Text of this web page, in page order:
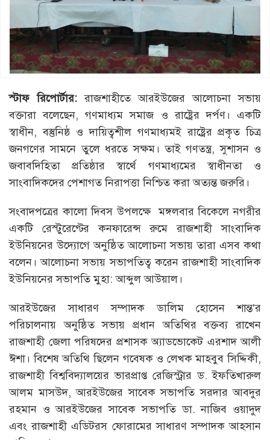
স্টাফ রিপোর্টার: রাজশাহীতে আরইউজের আলোচনা সভায়
বক্তারা বলেছেন, গণমাধ্যম সমাজ ও রাষ্ট্রের দর্পণ। একটি
স্বাধীন, বস্তুনিষ্ঠ ও দায়িত্বশীল গণমাধ্যমই রাষ্ট্রের প্রকৃত চিত্র
জনগণের সামনে তুলে ধরতে সক্ষম। তাই গণতন্ত্র, সুশাসন ও
জবাবদিহিতা প্রতিষ্ঠার স্বার্থে গণমাধ্যমের স্বাধীনতা ও
সাংবাদিকদের পেশাগত নিরাপত্তা নিশ্চিত করা অত্যন্ত জরুরি।
সংবাদপত্রের কালো দিবস উপলক্ষে মঙ্গলবার বিকেলে নগরীর
একটি রেস্টুরেণ্টের কনফারেন্স রুমে রাজশাহী সাংবাদিক
ইউনিয়নের উদ্যোগে অনুষ্ঠিত আলোচনা সভায় তারা এসব কথা
বলেন। আলোচনা সভায় সভাপতিত্ব করেন রাজশাহী সাংবাদিক
ইউনিয়নের সভাপতি মুহা: আব্দুল আউয়াল।
আরইউজের সাধারণ সম্পাদক ডালিম হোসেন শান্ত’র
পরিচালনায় অনুষ্ঠিত সভায় প্রধান অতিথির বক্তব্য রাখেন
রাজশাহী জেলা পরিষদের প্রশাসক অ্যাডভোকেট এরশাদ আলী
ঈশা। বিশেষ অতিথি ছিলেন গবেষক ও লেখক মাহবুব সিদ্দিকী,
রাজশাহী বিশ্ববিদ্যালয়ের ভারপ্রাপ্ত রেজিস্ট্রার ড. ইফতিখারুল
আলম মাসউদ, আরইউজের সাবেক সভাপতি সরদার আবদুর
রহমান ও আরইউজের সাবেক সভাপতি ডা. নাজিব ওয়াদুদ
এবং রাজশাহী এডিটরস ফোরামের সাধারণ সম্পাদক আহসান